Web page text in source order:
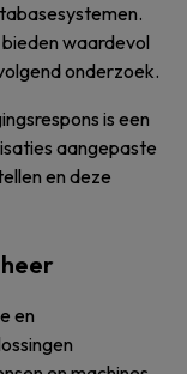
waardevol
onderzoek.
is een
aangepaste
en deze
en